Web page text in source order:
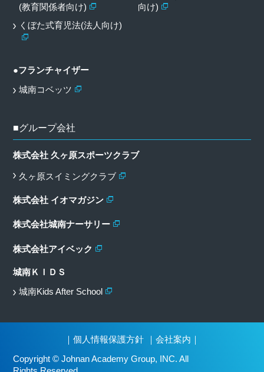
(教育関係者向け)
向け)
くぼた式育児法(法人向け)
●フランチャイザー
城南コベッツ
■グループ会社
株式会社 久ヶ原スポーツクラブ
久ヶ原スイミングクラブ
株式会社 イオマガジン
株式会社城南ナーサリー
株式会社アイベック
城南ＫＩＤＳ
城南Kids After School
｜ 個人情報保護方針 ｜ 会社案内 ｜
Copyright © Johnan Academy Group, INC. All